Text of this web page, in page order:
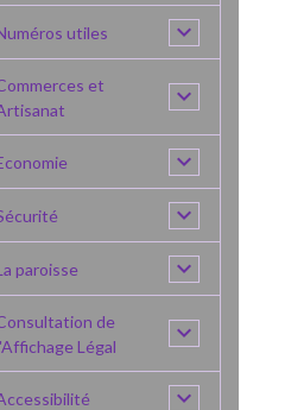
utiles
et
paroisse
de
Légal